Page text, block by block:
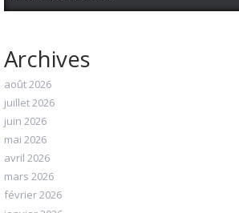
Archives
août 2026
juillet 2026
juin 2026
mai 2026
avril 2026
mars 2026
février 2026